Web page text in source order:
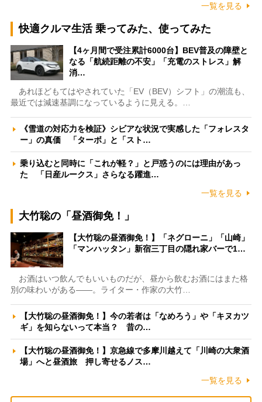
一覧を見る
快適クルマ生活 乗ってみた、使ってみた
【4ヶ月間で受注累計6000台】BEV普及の障壁と
なる「航続距離の不安」「充電のストレス」解
消…
あれほどもてはやされていた「EV（BEV）シフト」の潮流も、
最近では減速基調になっているように見える。…
《雪道の対応力を検証》シビアな状況で実感した「フォレスタ
ー」の真価 「ターボ」と「スト…
乗り込むと同時に「これが軽？」と戸惑うのには理由があっ
た 「日産ルークス」さらなる躍進…
一覧を見る
大竹聡の「昼酒御免！」
【大竹聡の昼酒御免！】「ネグローニ」「山崎」
「マンハッタン」新宿三丁目の隠れ家バーで1…
お酒はいつ飲んでもいいものだが、昼から飲むお酒にはまた格
別の味わいがある――。ライター・作家の大竹…
【大竹聡の昼酒御免！】今の若者は「なめろう」や「キヌカツ
ギ」を知らないって本当？ 昔の…
【大竹聡の昼酒御免！】京急線で多摩川越えて「川崎の大衆酒
場」へと昼酒旅 押し寄せるノス…
一覧を見る